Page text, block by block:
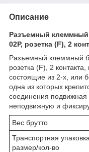
Описание
Разъемный клеммный
02P, розетка (F), 2
Разъемный клеммный
розетка (F), 2
состоящие из 2-х, или
одна из которых
соединения подвижная
неподвижную и
Вес брутто
Транспортная
размер/кол-во